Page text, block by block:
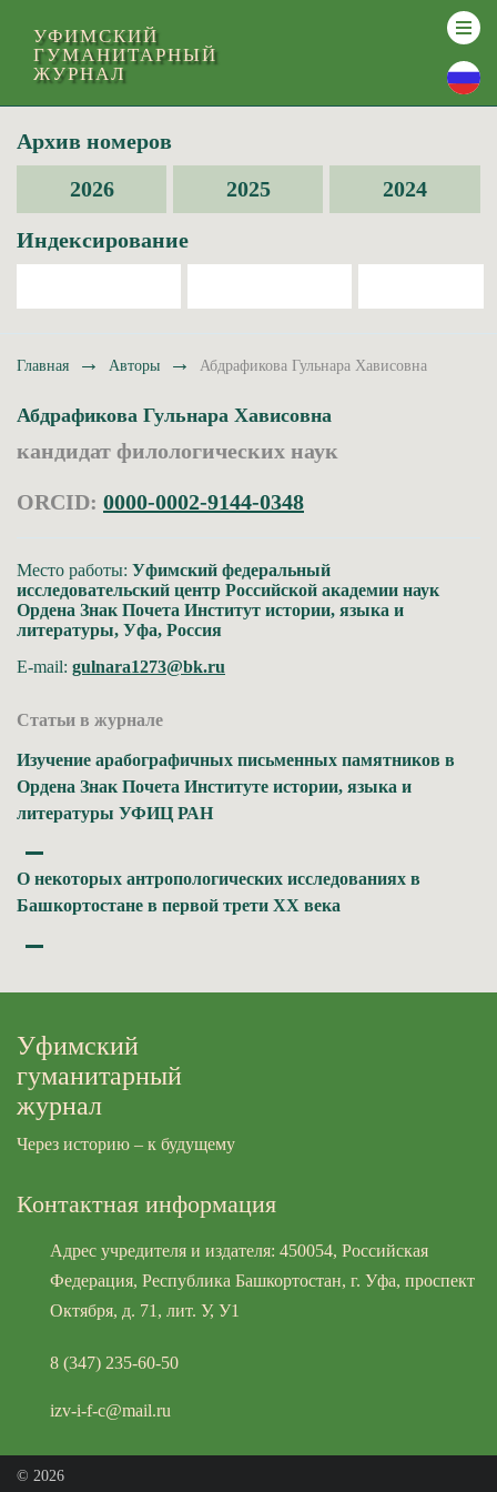
УФИМСКИЙ
ГУМАНИТАРНЫЙ
ЖУРНАЛ
Архив номеров
2026
2025 2024
Индексирование
Главная → Авторы → Абдрафикова Гульнара Хависовна
Абдрафикова Гульнара Хависовна
кандидат филологических наук
ORCID: 0000-0002-9144-0348
Место работы: Уфимский федеральный
исследовательский центр Российской академии наук
Ордена Знак Почета Институт истории, языка и
литературы, Уфа, Россия
E-mail: gulnara1273@bk.ru
Статьи в журнале
Изучение арабографичных письменных памятников в
Ордена Знак Почета Институте истории, языка и
литературы УФИЦ РАН
О некоторых антропологических исследованиях в
Башкортостане в первой трети XX века
Уфимский
гуманитарный
журнал
Через историю – к будущему
Контактная информация
Адрес учредителя и издателя: 450054, Российская
Федерация, Республика Башкортостан, г. Уфа, проспект
Октября, д. 71, лит. У, У1
8 (347) 235-60-50
izv-i-f-c@mail.ru
© 2026